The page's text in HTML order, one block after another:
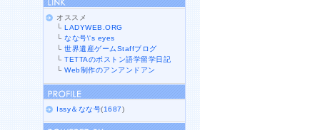
オススメ
└LADYWEB.ORG
└なな号\'s eyes
└世界遺産ゲームStaffブログ
└TETTAのボストン語学留学日記
└Web制作のアンアンドアン
Issy＆なな号(1687)